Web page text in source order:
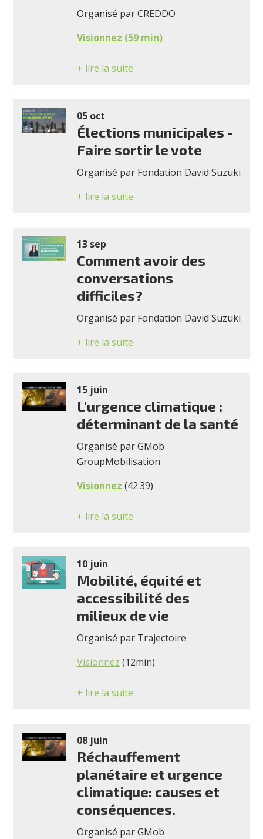
Organisé par CREDDO
Visionnez (59 min)
+ lire la suite
05 oct
Élections municipales -
Faire sortir le vote
Organisé par Fondation David Suzuki
+ lire la suite
13 sep
Comment avoir des
conversations
difficiles?
Organisé par Fondation David Suzuki
+ lire la suite
15 juin
L’urgence climatique :
déterminant de la santé
Organisé par GMob
GroupMobilisation
Visionnez (42:39)
+ lire la suite
10 juin
Mobilité, équité et
accessibilité des
milieux de vie
Organisé par Trajectoire
Visionnez (12min)
+ lire la suite
08 juin
Réchauffement
planétaire et urgence
climatique: causes et
conséquences.
Organisé par GMob